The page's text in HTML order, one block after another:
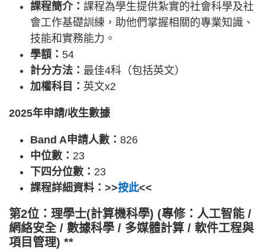
課程簡介： 課程為學生提供紮實的社會科學及社
會工作基礎訓練，助他們掌握相關的專業知識、
技能和實務能力。
學額： 54
計分方法： 最佳4科（包括英文）
加權科目： 英文x2
2025年申請/收生數據
Band A申請人數： 826
中位數： 23
下四分位數： 23
課程詳細資料：>>按此<<
第2位：理學士(計算機科學) (專修：人工智能 /
網絡安全 / 數據科學 / 多媒體計算 / 軟件工程與
項目管理) **